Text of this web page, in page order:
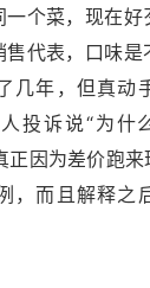
个菜，现在好
代表，口味是
几年，但真动
投诉说“为什
正因为差价跑来
，而且解释之